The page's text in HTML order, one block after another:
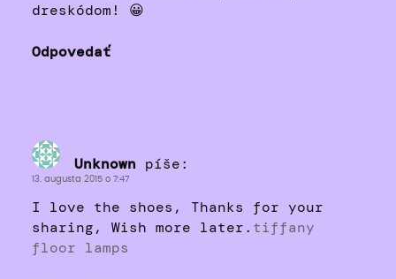
dreskódom! 😀
Odpovedať
Unknown píše:
13. augusta 2015 o 7:47
I love the shoes, Thanks for your
sharing, Wish more later. tiffany
floor lamps